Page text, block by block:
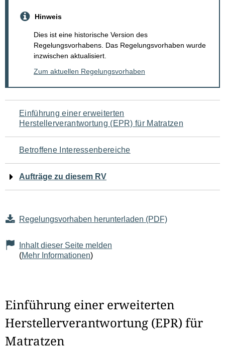
Hinweis
Dies ist eine historische Version des
Regelungsvorhabens. Das Regelungsvorhaben wurde
inzwischen aktualisiert.
Zum aktuellen Regelungsvorhaben
Navigation
für
den
Seiteninhalt
Einführung einer erweiterten
Herstellerverantwortung (EPR) für Matratzen
Betroffene Interessenbereiche
Aufträge zu diesem RV
Regelungsvorhaben herunterladen (PDF)
Inhalt dieser Seite melden
(Mehr Informationen)
Einführung einer erweiterten
Herstellerverantwortung (EPR) für
Matratzen